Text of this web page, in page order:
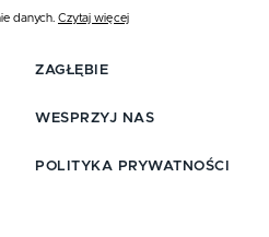
danych. Czytaj więcej
ZAGŁĘBIE
WESPRZYJ NAS
POLITYKA PRYWATNOŚCI